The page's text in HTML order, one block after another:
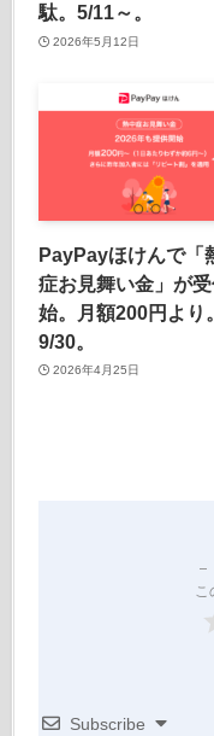
駄。5/11～。
2026年5月12日
PayPayほけんで「
症お見舞い金」が受
始。月額200円より
9/30。
2026年4月25日
こ
Subscribe